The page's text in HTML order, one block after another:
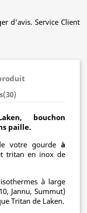
d'avis. Service Client
bouchon
paille.
votre gourde à
tritan en inox de
à large
Jannu, Summut)
Tritan de Laken.